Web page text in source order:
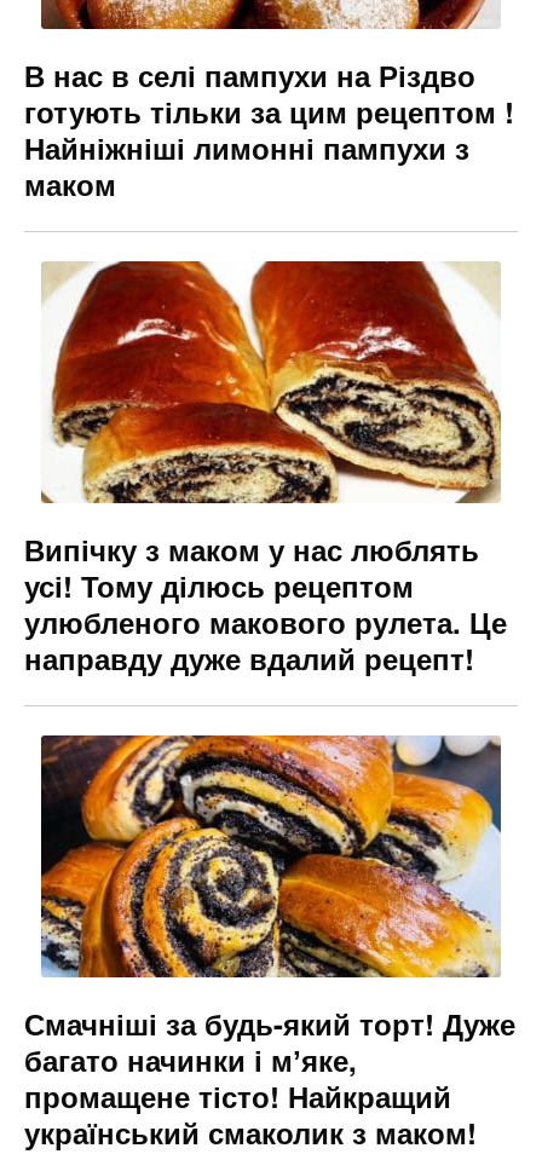
В нас в селі пампухи на Різдво
готують тільки за цим рецептом !
Найніжніші лимонні пампухи з
маком
Випічку з маком у нас люблять
усі! Тому ділюсь рецептом
улюбленого макового рулета. Це
направду дуже вдалий рецепт!
Смачніші за будь-який торт! Дуже
багато начинки і мʼяке,
промащене тісто! Найкращий
український смаколик з маком!